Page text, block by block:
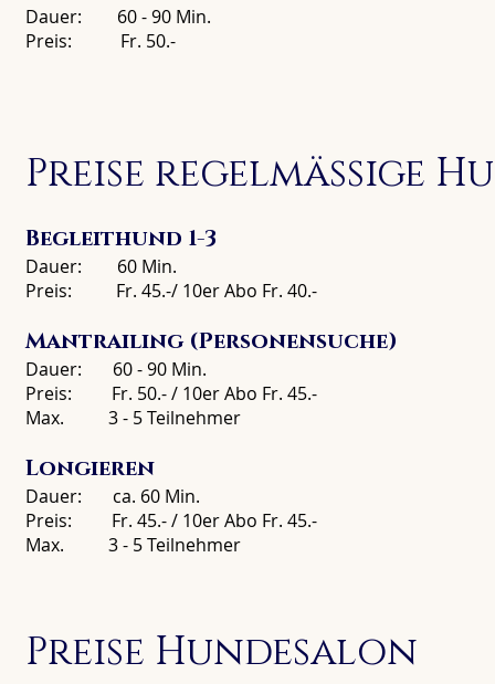
Dauer: 60 - 90 Min.
Preis: Fr. 50.-
Preise regelmässige
Begleithund 1-3
Dauer: 60 Min.
Preis: Fr. 45.-/ 10er Abo Fr. 40.-
Mantrailing (Personensuche)
Dauer: 60 - 90 Min.
Preis: Fr. 50.- / 10er Abo Fr. 45.-
Max. 3 - 5 Teilnehmer
Longieren
Dauer: ca. 60 Min.
Preis: Fr. 45.- / 10er Abo Fr. 45.-
Max. 3 - 5 Teilnehmer
Preise Hundesalon